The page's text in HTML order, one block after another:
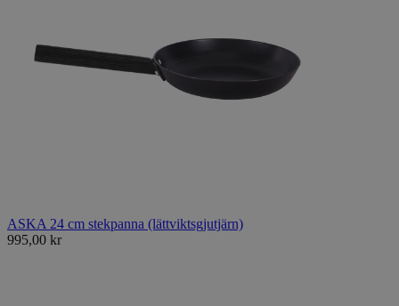
ASKA 24 cm stekpanna (lättviktsgjutjärn)
995,00 kr